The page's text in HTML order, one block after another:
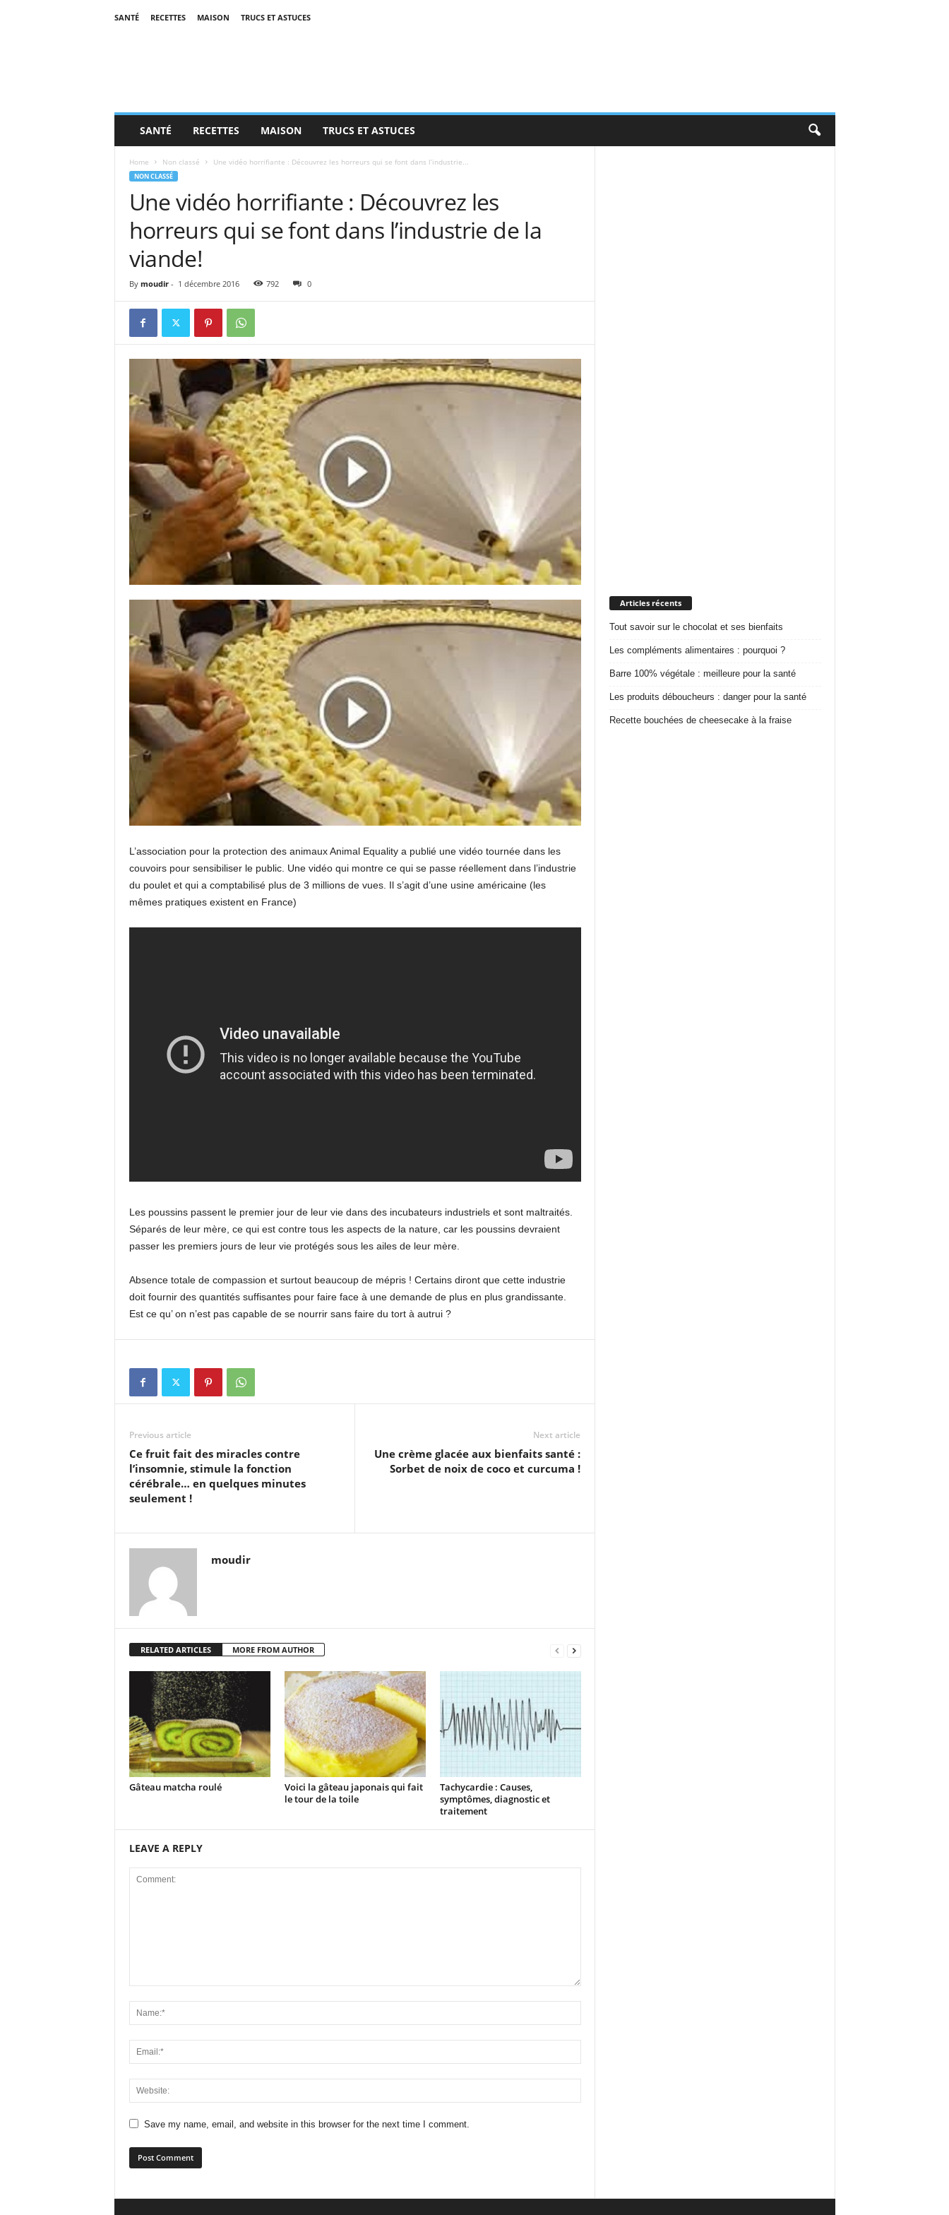
SANTÉ RECETTES MAISON TRUCS ET ASTUCES
SANTÉ RECETTES MAISON TRUCS ET ASTUCES
Home Non classé Une vidéo horrifiante : Découvrez les horreurs qui se font dans l’industrie...
NON CLASSÉ
Une vidéo horrifiante : Découvrez les
horreurs qui se font dans l’industrie de la
viande!
By moudir- 1 décembre 2016 792 0
L’association pour la protection des animaux Animal Equality a publié une vidéo tournée dans les
couvoirs pour sensibiliser le public. Une vidéo qui montre ce qui se passe réellement dans l’industrie
du poulet et qui a comptabilisé plus de 3 millions de vues. Il s’agit d’une usine américaine (les
mêmes pratiques existent en France)
Les poussins passent le premier jour de leur vie dans des incubateurs industriels et sont maltraités.
Séparés de leur mère, ce qui est contre tous les aspects de la nature, car les poussins devraient
passer les premiers jours de leur vie protégés sous les ailes de leur mère.
Absence totale de compassion et surtout beaucoup de mépris ! Certains diront que cette industrie
doit fournir des quantités suffisantes pour faire face à une demande de plus en plus grandissante.
Est ce qu’ on n’est pas capable de se nourrir sans faire du tort à autrui ?
Previous article
Ce fruit fait des miracles contre
l’insomnie, stimule la fonction
cérébrale… en quelques minutes
seulement !
Next article
Une crème glacée aux bienfaits santé :
Sorbet de noix de coco et curcuma !
moudir
RELATED ARTICLES MORE FROM AUTHOR
Gâteau matcha roulé
Voici la gâteau japonais qui fait
le tour de la toile
Tachycardie : Causes,
symptômes, diagnostic et
traitement
LEAVE A REPLY
Save my name, email, and website in this browser for the next time I comment.
Articles récents
Tout savoir sur le chocolat et ses bienfaits
Les compléments alimentaires : pourquoi ?
Barre 100% végétale : meilleure pour la santé
Les produits déboucheurs : danger pour la santé
Recette bouchées de cheesecake à la fraise